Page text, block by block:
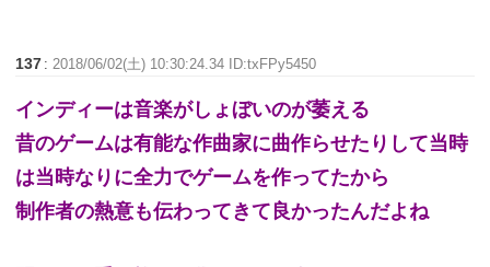
137 : 2018/06/02(土) 10:30:24.34 ID:txFPy5450
インディーは音楽がしょぼいのが萎える
昔のゲームは有能な作曲家に曲作らせたりして当時
は当時なりに全力でゲームを作ってたから
制作者の熱意も伝わってきて良かったんだよね